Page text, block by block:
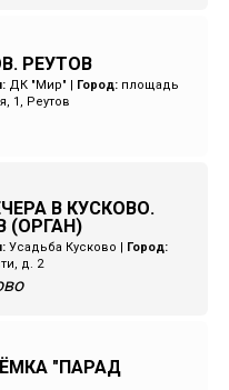
РЕУТОВ
ДК "Мир" Город: площадь
1, Реутов
В КУСКОВО.
(ОРГАН)
Усадьба Кусково | Город:
д. 2
"ПАРАД